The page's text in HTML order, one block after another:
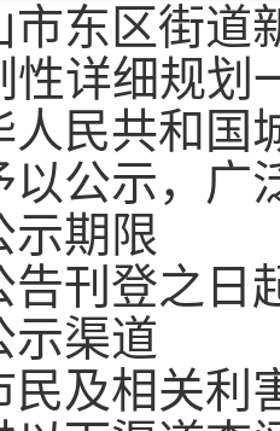
区街道新
性详细规划
人民共和国
以公示，广
期限
刊登之日
渠道
相关利